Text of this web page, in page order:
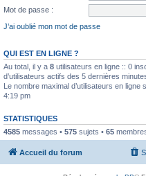
Mot de passe :
J’ai oublié mon mot de passe
QUI EST EN LIGNE ?
Au total, il y a 8 utilisateurs en ligne :: 0
d’utilisateurs actifs des 5 dernières
Le nombre maximal d’utilisateurs en ligne
4:19 pm
STATISTIQUES
4585 messages • 575 sujets • 65
Accueil du forum